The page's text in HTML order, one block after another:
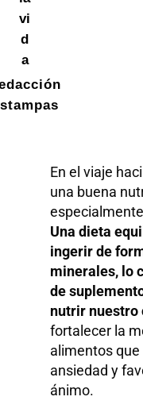
vi
d
a
En el viaje
una buena
Una dieta
ingerir de
minerales, lo
de
nutrir nuestro
fortalecer la
alimentos
ansiedad y
ánimo.